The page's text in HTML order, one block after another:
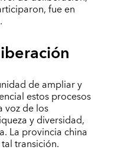
fue en
de ampliar y
estos procesos
voz de los
y diversidad,
La provincia china
transición.